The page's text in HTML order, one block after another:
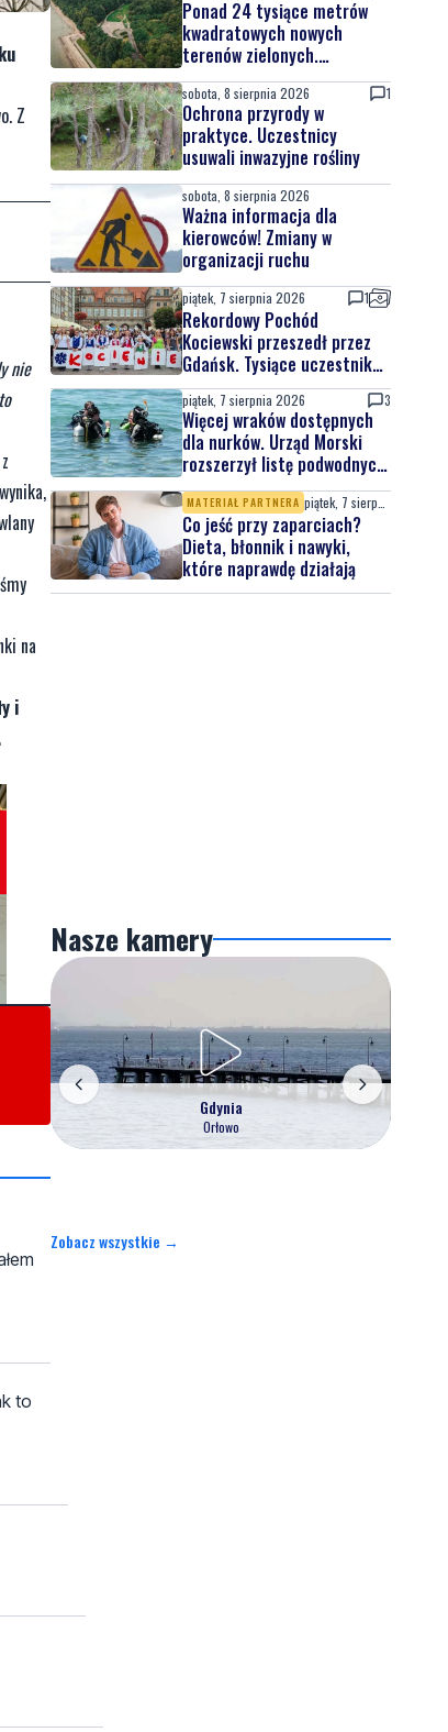
Z
nie
na
i
to
Ponad 24 tysiące metrów
kwadratowych nowych
terenów zielonych.
Powstanie nowa przestrzeń
do wypoczynku
sobota, 8 sierpnia 2026 1
Ochrona przyrody w
praktyce. Uczestnicy
usuwali inwazyjne rośliny
sobota, 8 sierpnia 2026
Ważna informacja dla
kierowców! Zmiany w
organizacji ruchu
piątek, 7 sierpnia 2026 1
Rekordowy Pochód
Kociewski przeszedł przez
Gdańsk. Tysiące uczestników
na jubileuszowej edycji
piątek, 7 sierpnia 2026 3
Więcej wraków dostępnych
dla nurków. Urząd Morski
rozszerzył listę podwodnych
atrakcji
MATERIAŁ PARTNERA
Co jeść przy zaparciach?
Dieta, błonnik i nawyki,
które naprawdę działają
Nasze kamery
Gdynia
Orłowo
Zobacz wszystkie →